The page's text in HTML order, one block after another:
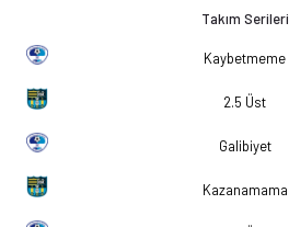
Takım Serileri
Kaybetmeme
2.5 Üst
Galibiyet
Kazanamama